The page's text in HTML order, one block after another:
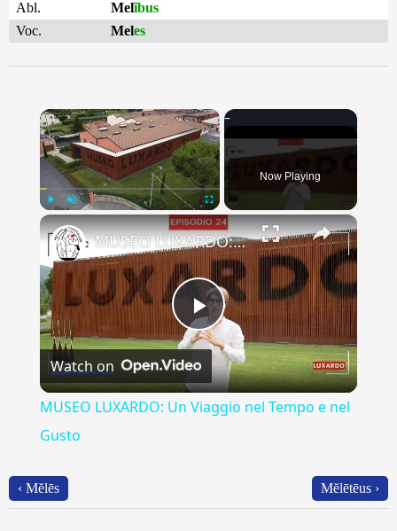
Abl.
Melĭbus
Voc.
Meles
×
Fullscreen
Now Playing
×
Play
Video
MUSEO LUXARDO: Un Viaggio nel Tempo e nel Gusto
Watch on
MUSEO LUXARDO: Un Viaggio nel Tempo e nel
Gusto
‹ Mĕlēs Mĕlētēus ›